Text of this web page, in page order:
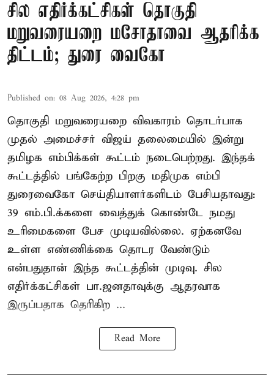
சில எதிர்க்கட்சிகள் தொகுதி
மறுவரையறை மசோதாவை ஆதரிக்க
திட்டம்; துரை வைகோ
Published on: 08 Aug 2026, 4:28 pm
தொகுதி மறுவரையறை விவகாரம் தொடர்பாக
முதல் அமைச்சர் விஜய் தலைமையில் இன்று
தமிழக எம்பிக்கள் கூட்டம் நடைபெற்றது. இந்தக்
கூட்டத்தில் பங்கேற்ற பிறகு மதிமுக எம்பி
துரைவைகோ செய்தியாளர்களிடம் பேசியதாவது:
39 எம்.பி.க்களை வைத்துக் கொண்டே நமது
உரிமைகளை பேச முடியவில்லை. ஏற்கனவே
உள்ள எண்ணிக்கை தொடர வேண்டும்
என்பதுதான் இந்த கூட்டத்தின் முடிவு. சில
எதிர்க்கட்சிகள் பா.ஜனதாவுக்கு ஆதரவாக
இருப்பதாக தெரிகிற ...
Read More